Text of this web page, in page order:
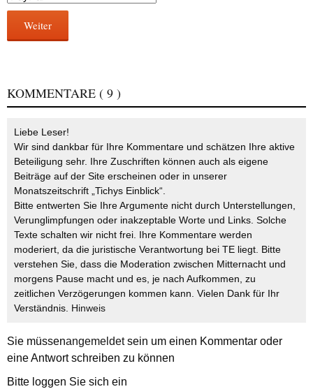
Weiter
KOMMENTARE ( 9 )
Liebe Leser!
Wir sind dankbar für Ihre Kommentare und schätzen Ihre aktive
Beteiligung sehr. Ihre Zuschriften können auch als eigene
Beiträge auf der Site erscheinen oder in unserer
Monatszeitschrift „Tichys Einblick“.
Bitte entwerten Sie Ihre Argumente nicht durch Unterstellungen,
Verunglimpfungen oder inakzeptable Worte und Links. Solche
Texte schalten wir nicht frei. Ihre Kommentare werden
moderiert, da die juristische Verantwortung bei TE liegt. Bitte
verstehen Sie, dass die Moderation zwischen Mitternacht und
morgens Pause macht und es, je nach Aufkommen, zu
zeitlichen Verzögerungen kommen kann. Vielen Dank für Ihr
Verständnis. Hinweis
Sie müssenangemeldetsein um einen Kommentar oder
eine Antwort schreiben zu können
Bitte loggen Sie sich ein